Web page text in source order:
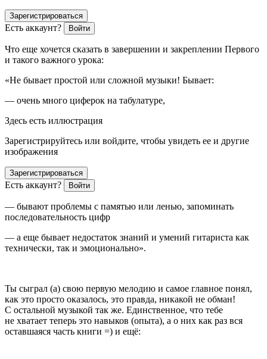
Зарегистрироваться
Есть аккаунт? Войти
Что еще хочется сказать в завершении и закреплении Первого
и такого важного урока:
«Не бывает простой или сложной музыки! Бывает:
— очень много циферок на табулатуре,
Здесь есть иллюстрация
Зарегистрируйтесь или войдите, чтобы увидеть ее и другие
изображения
Зарегистрироваться
Есть аккаунт? Войти
— бывают проблемы с памятью или ленью, запоминать
последовательность цифр
— а еще бывает недостаток знаний и умений гитариста как
технически, так и эмоционально».
Ты сыграл (а) свою первую мелодию и самое главное понял,
как это просто оказалось, это правда, никакой не обман!
С остальной музыкой так же. Единственное, что тебе
не хватает теперь это навыков (опыта), а о них как раз вся
оставшаяся часть книги =) и ещё: